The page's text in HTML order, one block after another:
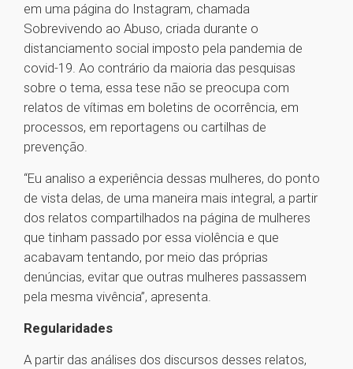
em uma página do Instagram, chamada
Sobrevivendo ao Abuso, criada durante o
distanciamento social imposto pela pandemia de
covid-19. Ao contrário da maioria das pesquisas
sobre o tema, essa tese não se preocupa com
relatos de vítimas em boletins de ocorrência, em
processos, em reportagens ou cartilhas de
prevenção.
“Eu analiso a experiência dessas mulheres, do ponto
de vista delas, de uma maneira mais integral, a partir
dos relatos compartilhados na página de mulheres
que tinham passado por essa violência e que
acabavam tentando, por meio das próprias
denúncias, evitar que outras mulheres passassem
pela mesma vivência”, apresenta.
Regularidades
A partir das análises dos discursos desses relatos,